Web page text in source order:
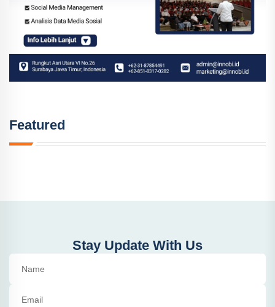
Featured
Stay Update With Us